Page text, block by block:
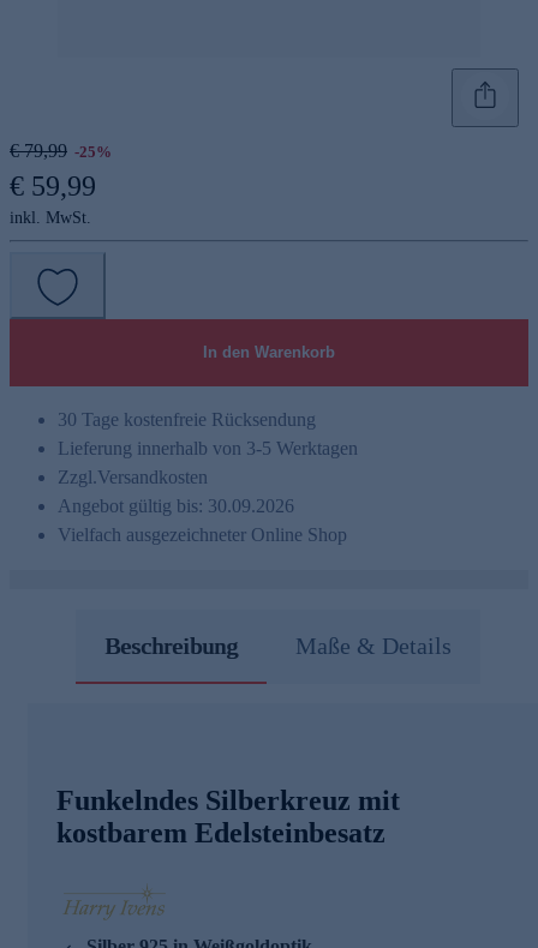
€ 79,99 -25%
€ 59,99
inkl. MwSt.
In den Warenkorb
30 Tage kostenfreie Rücksendung
Lieferung innerhalb von 3-5 Werktagen
Zzgl.Versandkosten
Angebot gültig bis: 30.09.2026
Vielfach ausgezeichneter Online Shop
Beschreibung Maße & Details
Funkelndes Silberkreuz mit
kostbarem Edelsteinbesatz